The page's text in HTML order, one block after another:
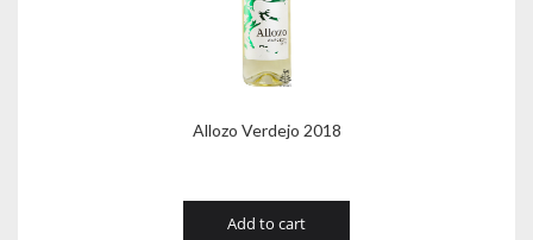
Allozo Verdejo 2018
Add to cart